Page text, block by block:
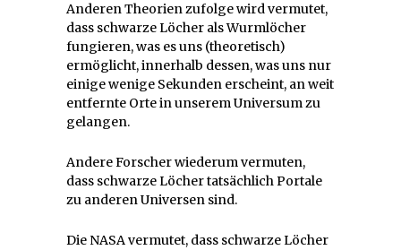
Anderen Theorien zufolge wird vermutet,
dass schwarze Löcher als Wurmlöcher
fungieren, was es uns (theoretisch)
ermöglicht, innerhalb dessen, was uns nur
einige wenige Sekunden erscheint, an weit
entfernte Orte in unserem Universum zu
gelangen.
Andere Forscher wiederum vermuten,
dass schwarze Löcher tatsächlich Portale
zu anderen Universen sind.
Die NASA vermutet, dass schwarze Löcher